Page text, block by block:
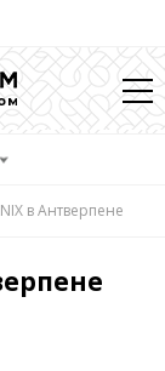
в Антверпене